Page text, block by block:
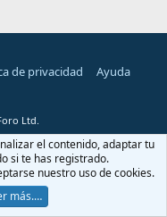
de privacidad Ayuda
Ltd.
el contenido, adaptar tu
si te has registrado.
nuestro uso de cookies.
más.…